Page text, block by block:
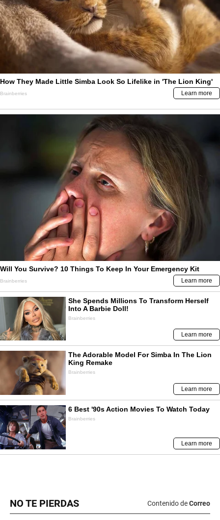
NO TE PIERDAS Contenido deCorreo